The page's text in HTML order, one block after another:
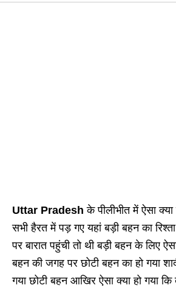
Uttar Pradesh के पीलीभीत में ऐसा
सभी हैरत में पड़ गए यहां बड़ी बहन का
पर बारात पहुंची तो थी बड़ी बहन के लिए
बहन की जगह पर छोटी बहन का हो गया
गया छोटी बहन आखिर ऐसा क्या हो गया